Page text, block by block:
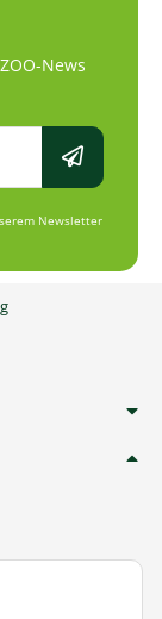
News
Newsletter